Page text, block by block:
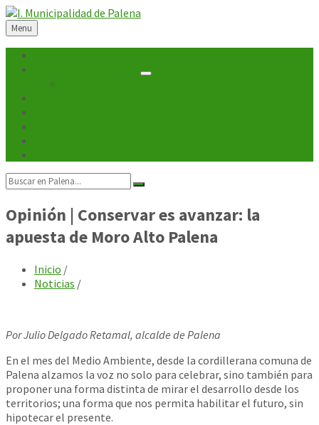
Skip
to
content
Skip
to
left
sidebar
Skip
to
right
sidebar
Skip
to
footer
Menu
Search:
Opinión | Conservar es avanzar: la
apuesta de Moro Alto Palena
Inicio /
Noticias /
Por Julio Delgado Retamal, alcalde de Palena
En el mes del Medio Ambiente, desde la cordillerana comuna de
Palena alzamos la voz no solo para celebrar, sino también para
proponer una forma distinta de mirar el desarrollo desde los
territorios; una forma que nos permita habilitar el futuro, sin
hipotecar el presente.